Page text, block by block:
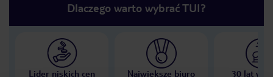
Dlaczego warto wybrać TUI?
Lider niskich cen Największe biuro 30 lat w